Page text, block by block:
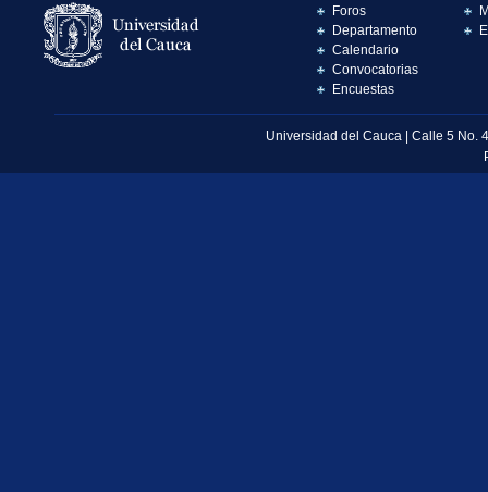
Foros
Departamento
Calendario
Convocatorias
Encuestas
Universidad del Cauca | Calle 5 No.